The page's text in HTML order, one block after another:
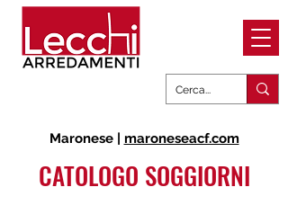
Maronese | maroneseacf.com
CATOLOGO SOGGIORNI